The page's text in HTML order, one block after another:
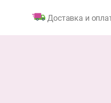
Доставка и